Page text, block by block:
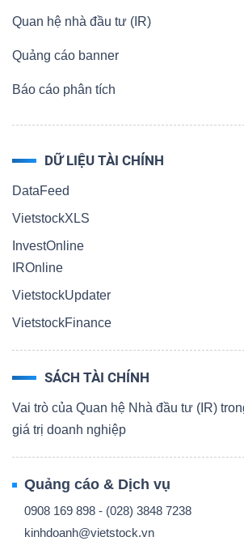
Quan hệ nhà đầu tư (IR)
Quảng cáo banner
Báo cáo phân tích
DỮ LIỆU TÀI CHÍNH
DataFeed
VietstockXLS
InvestOnline
IROnline
VietstockUpdater
VietstockFinance
SÁCH TÀI CHÍNH
Vai trò của Quan hệ Nhà đầu tư (IR)
giá trị doanh nghiệp
Quảng cáo & Dịch vụ
0908 169 898 - (028) 3848 7238
kinhdoanh@vietstock.vn